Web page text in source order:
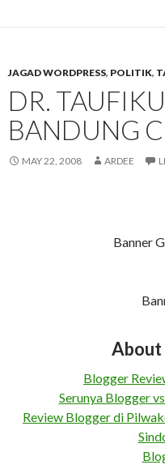
JAGAD WORDPRESS, POLITIK,
DR.
BANDUNG
MAY 22, 2008 ARDEE
Banner
About
Blogger
Serunya Blogger
Review Blogger di